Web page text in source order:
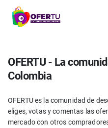
OFERTU - La
Colombia
OFERTU es la comunidad de
eliges, votas y comentas las
mercado con otros